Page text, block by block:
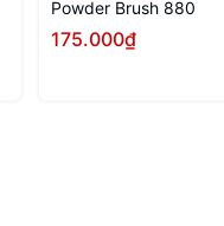
Powder Brush 880
175.000₫